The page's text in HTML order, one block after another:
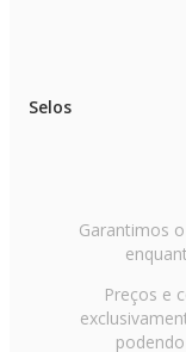
Selos
Garantimos
Preços e